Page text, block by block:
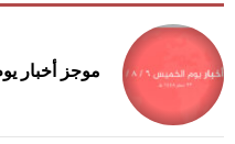
موجز أخبار